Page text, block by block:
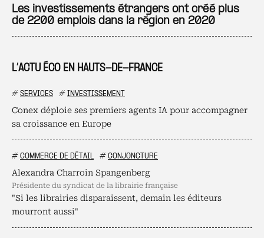
L’ACTU ÉCO EN HAUTS-DE-FRANCE
# SERVICES # INVESTISSEMENT
Conex déploie ses premiers agents IA pour accompagner
sa croissance en Europe
# COMMERCE DE DÉTAIL # CONJONCTURE
Alexandra Charroin Spangenberg
présidente du syndicat de la librairie française
"Si les librairies disparaissent, demain les éditeurs
mourront aussi"
Les investissements étrangers ont créé plus
de 2200 emplois dans la région en 2020